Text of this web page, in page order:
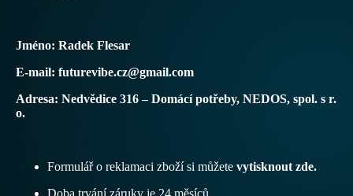
Jméno: Radek Flesar
E-mail: futurevibe.cz@gmail.com
Adresa: Nedvědice 316 – Domácí potřeby, NEDOS, spol. s r.
o.
Formulář o reklamaci zboží si můžete vytisknout zde.
Doba trvání záruky je 24 měsíců.
Zásady ochrany osobních údajů
Zásady vrácení peněz